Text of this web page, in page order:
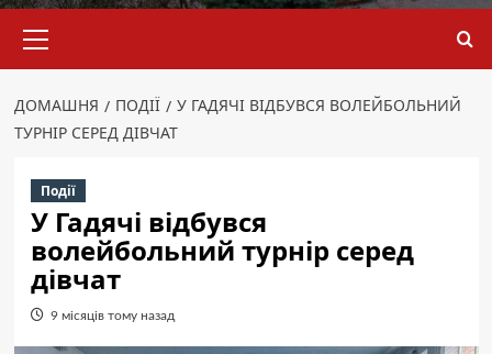
меню
ДОМАШНЯ ПОДІЇ
У ГАДЯЧІ ВІДБУВСЯ ВОЛЕЙБОЛЬНИЙ
ТУРНІР СЕРЕД ДІВЧАТ
Події
У Гадячі відбувся
волейбольний турнір серед
дівчат
9 місяців тому назад